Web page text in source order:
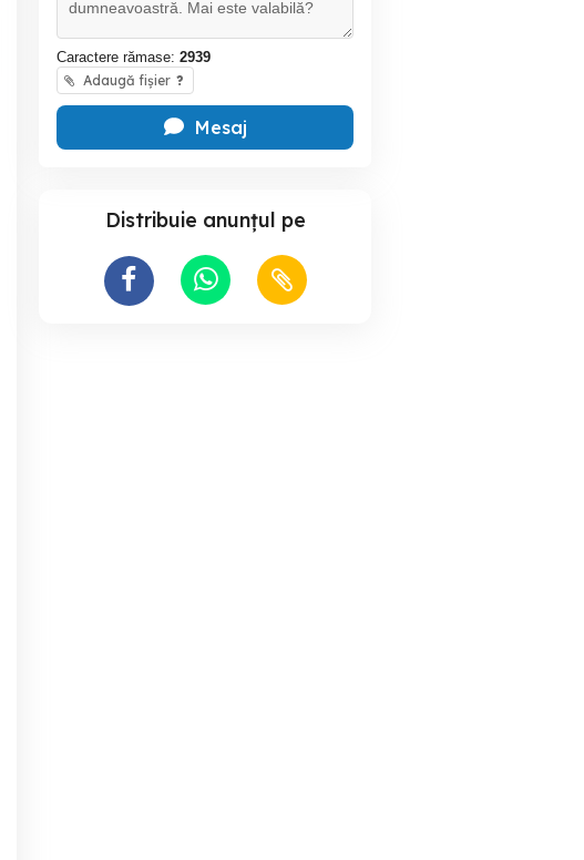
Caractere rămase: 2939
Adaugă fișier ?
Mesaj
Distribuie anunțul pe